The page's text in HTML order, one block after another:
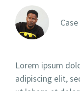
Lorem ipsum
adipiscing elit,